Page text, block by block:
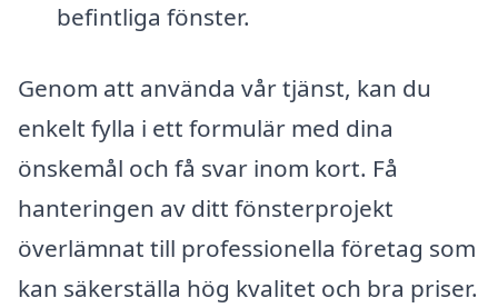
befintliga fönster.
Genom att använda vår tjänst, kan du
enkelt fylla i ett formulär med dina
önskemål och få svar inom kort. Få
hanteringen av ditt fönsterprojekt
överlämnat till professionella företag som
kan säkerställa hög kvalitet och bra priser.